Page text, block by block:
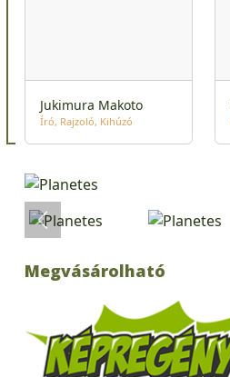
Jukimura Makoto
Író Rajzoló Kihúzó
Megvásárolható